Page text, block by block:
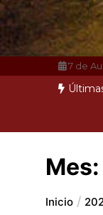
7 de
Mes:
Inicio